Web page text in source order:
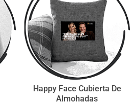
Happy Face Cubierta De
Almohadas